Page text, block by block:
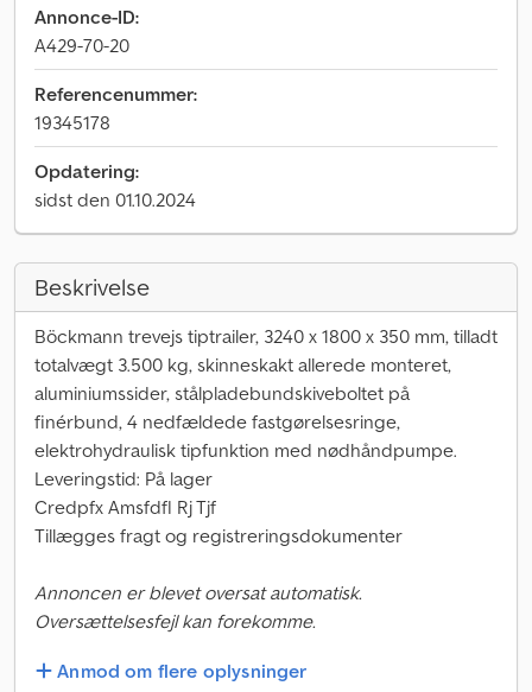
Annonce-ID:
A429-70-20
Referencenummer:
19345178
Opdatering:
sidst den 01.10.2024
Beskrivelse
Böckmann trevejs tiptrailer, 3240 x 1800 x 350 mm, tilladt
totalvægt 3.500 kg, skinneskakt allerede monteret,
aluminiumssider, stålpladebundskiveboltet på
finérbund, 4 nedfældede fastgørelsesringe,
elektrohydraulisk tipfunktion med nødhåndpumpe.
Leveringstid: På lager
Credpfx Amsfdfl Rj Tjf
Tillægges fragt og registreringsdokumenter
Annoncen er blevet oversat automatisk.
Oversættelsesfejl kan forekomme.
Anmod om flere oplysninger